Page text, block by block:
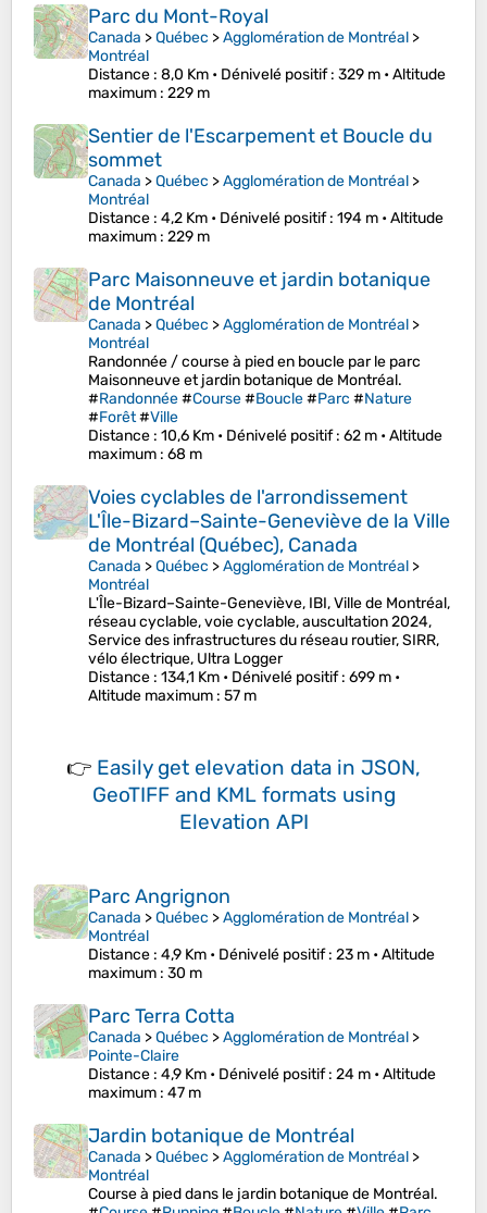
Parc du Mont-Royal
Canada >Québec >Agglomération de Montréal >
Montréal
Distance : 8,0 Km • Dénivelé positif: 329 m •Altitude
maximum : 229 m
Sentier de l'Escarpement et Boucle du
sommet
Canada >Québec >Agglomération de Montréal >
Montréal
Distance : 4,2 Km • Dénivelé positif: 194 m •Altitude
maximum : 229 m
Parc Maisonneuve et jardin botanique
de Montréal
Canada >Québec >Agglomération de Montréal >
Montréal
Randonnée / course à pied en boucle par le parc
Maisonneuve et jardin botanique de Montréal.
#Randonnée#Course#Boucle#Parc #Nature
#Forêt#Ville
Distance : 10,6 Km • Dénivelé positif: 62 m •Altitude
maximum : 68 m
Voies cyclables de l'arrondissement
L'Île-Bizard–Sainte-Geneviève de la Ville
de Montréal (Québec), Canada
Canada >Québec >Agglomération de Montréal >
Montréal
L'Île-Bizard–Sainte-Geneviève, IBI, Ville de Montréal,
réseau cyclable, voie cyclable, auscultation 2024,
Service des infrastructures du réseau routier, SIRR,
vélo électrique, Ultra Logger
Distance : 134,1 Km • Dénivelé positif: 699 m •
Altitude maximum : 57 m
👉 Easily get elevation data in JSON,
GeoTIFF and KML formats using
Elevation API
Parc Angrignon
Canada >Québec >Agglomération de Montréal >
Montréal
Distance : 4,9 Km • Dénivelé positif: 23 m •Altitude
maximum : 30 m
Parc Terra Cotta
Canada >Québec >Agglomération de Montréal >
Pointe-Claire
Distance : 4,9 Km • Dénivelé positif: 24 m •Altitude
maximum : 47 m
Jardin botanique de Montréal
Canada >Québec >Agglomération de Montréal >
Montréal
Course à pied dans le jardin botanique de Montréal.